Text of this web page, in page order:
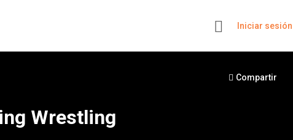
Iniciar sesión
Compartir
Wrestling